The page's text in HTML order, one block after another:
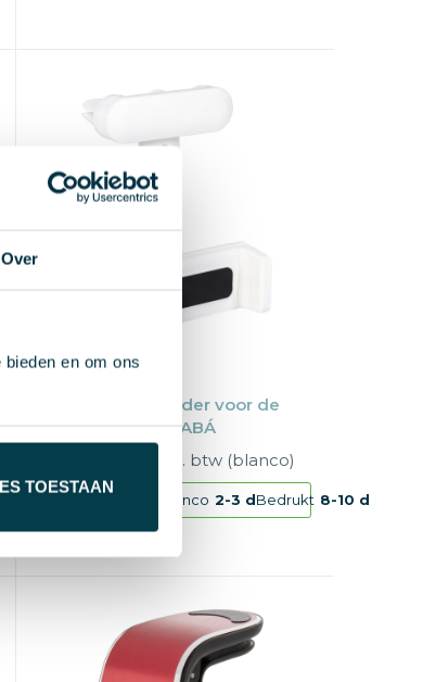
Over
en om ons
TOESTAAN
6-8 d
Smartphone houder voor de
auto REEVES-CUIABÁ
vanaf excl. btw (blanco)
Vanaf Blanco 2-3 dBedrukt 8-10 d